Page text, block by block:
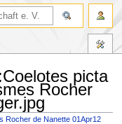
picta
Rocher
Rocher de Nanette 01Apr12